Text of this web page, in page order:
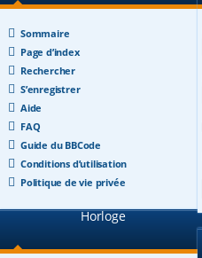
Sommaire
Page d’index
Rechercher
S’enregistrer
Aide
FAQ
Guide du BBCode
Conditions d’utilisation
Politique de vie privée
Horloge